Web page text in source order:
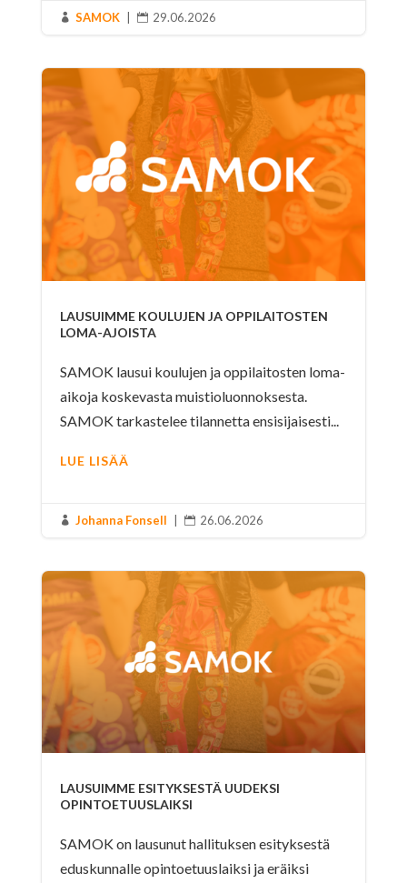
 SAMOK  29.06.2026
LAUSUIMME KOULUJEN JA OPPILAITOSTEN
LOMA-AJOISTA
SAMOK lausui koulujen ja oppilaitosten loma-
aikoja koskevasta muistioluonnoksesta.
SAMOK tarkastelee tilannetta ensisijaisesti...
LUE LISÄÄ
 Johanna Fonsell |  26.06.2026
LAUSUIMME ESITYKSESTÄ UUDEKSI
OPINTOETUUSLAIKSI
SAMOK on lausunut hallituksen esityksestä
eduskunnalle opintoetuuslaiksi ja eräiksi